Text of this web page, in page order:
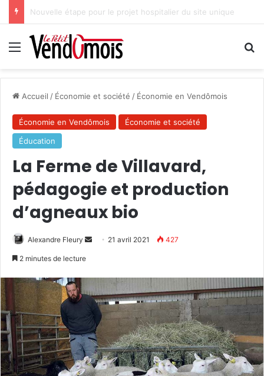
Des projets futurs pour les aidants
Menu
Accueil / Économie et société / Économie en Vendômois
Économie en Vendômois
Économie et société
Éducation
La Ferme de Villavard,
pédagogie et production
d’agneaux bio
Alexandre Fleury
y
e
u
n
c
21 avril 2021 427
2 minutes de lecture